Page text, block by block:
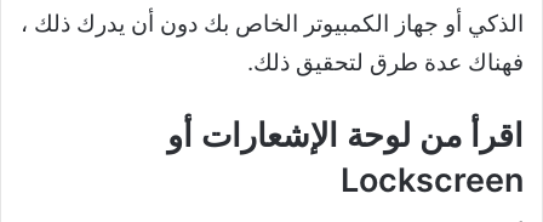
الذكي أو جهاز الكمبيوتر الخاص بك دون أن يدرك ذلك ،
فهناك عدة طرق لتحقيق ذلك.
اقرأ من لوحة الإشعارات أو
Lockscreen